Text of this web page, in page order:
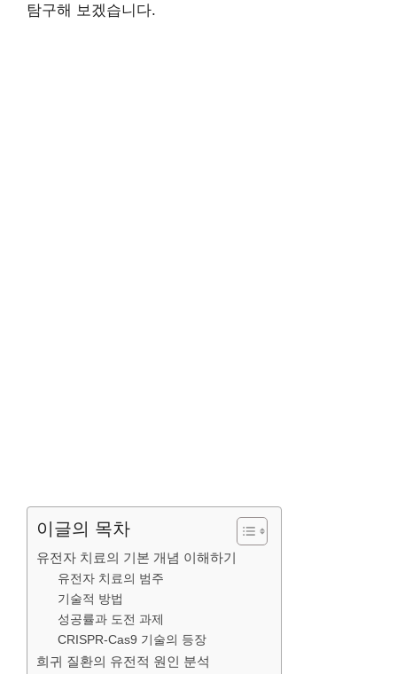
탐구해 보겠습니다.
이글의 목차
유전자 치료의 기본 개념 이해하기
유전자 치료의 범주
기술적 방법
성공률과 도전 과제
CRISPR-Cas9 기술의 등장
희귀 질환의 유전적 원인 분석